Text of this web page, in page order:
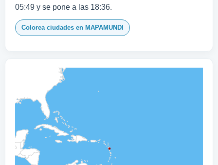
05:49 y se pone a las 18:36.
Colorea ciudades en MAPAMUNDI